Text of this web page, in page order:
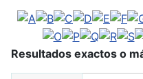
Resultados exactos o